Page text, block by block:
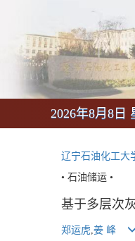
2026年8月8日
辽宁石油化工大
• 石油储运 •
基于多层次
郑运虎,姜 峰